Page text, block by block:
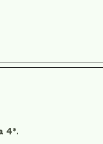
населенный
видом на Дунай.